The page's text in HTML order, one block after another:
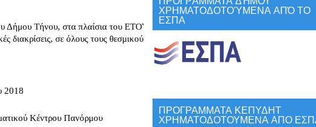
Τήνου, στα πλαίσια του ΕΤΟΥΣ ΧΑΛΕΠΑ, την Παρασκευή 21 Δεκεμβρίου
διακρίσεις, σε όλους τους θεσμικούς φορείς και φυσικά πρόσωπα που
2018
Κέντρου Πανόρμου
ΧΡΗΜΑΤΟΔΟΤΟΎΜΕΝΑ ΑΠΌ ΤΟ
ΕΣΠΑ
ΠΡΟΓΡΑΜΜΑΤΑ ΚΕΠΥΔΗΤ
ΧΡΗΜΑΤΟΔΟΤΟΥΜΕΝΑ ΑΠΟ